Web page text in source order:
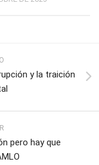
y la traición
pero hay que